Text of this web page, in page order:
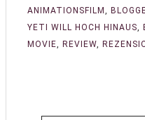
ANIMATIONSFILM ,
YETI WILL HOCH HINAUS,
MOVIE, REVIEW,